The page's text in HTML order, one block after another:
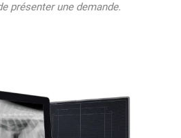
présenter une demande.